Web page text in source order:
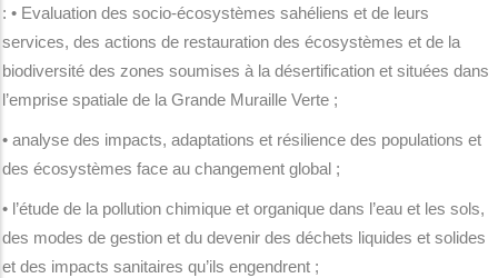
: • Evaluation des socio-écosystèmes sahéliens et de leurs
services, des actions de restauration des écosystèmes et de la
biodiversité des zones soumises à la désertification et situées dans
l’emprise spatiale de la Grande Muraille Verte ;
• analyse des impacts, adaptations et résilience des populations et
des écosystèmes face au changement global ;
• l’étude de la pollution chimique et organique dans l’eau et les sols,
des modes de gestion et du devenir des déchets liquides et solides
et des impacts sanitaires qu’ils engendrent ;